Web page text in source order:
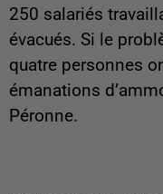
250 salariés
évacués. Si le
quatre personnes
émanations
Péronne.